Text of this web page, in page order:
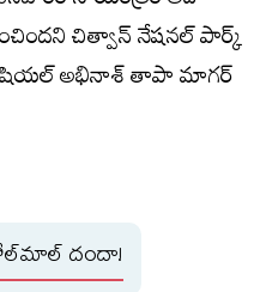
చిత్వాన్‌ నేషనల్‌ పార్క్‌
అభినాశ్‌ తాపా మాగర్‌
దందా!